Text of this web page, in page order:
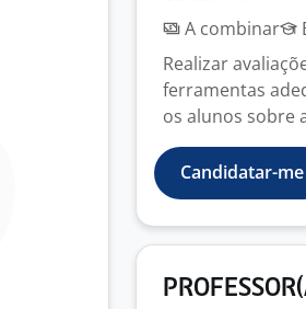
A combinar
Realizar
ferramentas
os alunos sobre
Candidatar-me